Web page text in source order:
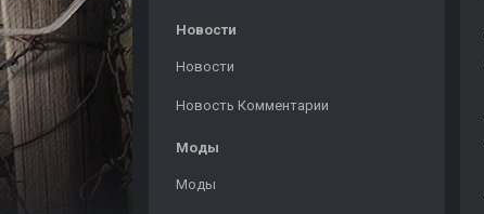
Новости
Новости
Новость Комментарии
Моды
Моды